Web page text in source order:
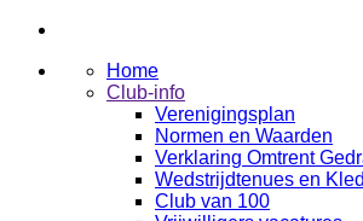
Home
Club-info
Verenigingsplan
Normen en Waarden
Verklaring Omtrent
Wedstrijdtenues en
Club van 100